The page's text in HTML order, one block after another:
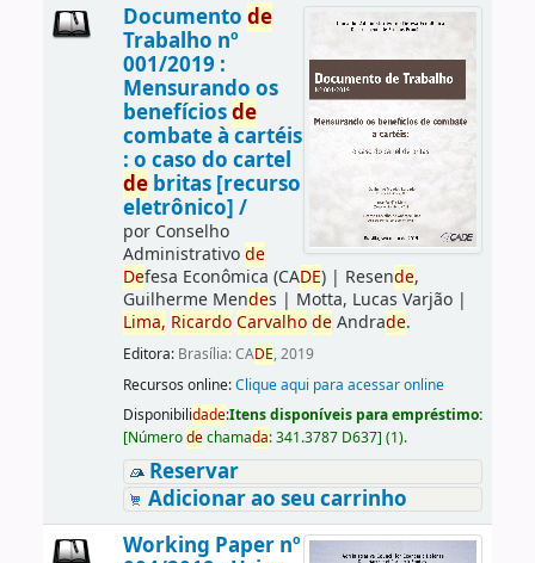
Documento de
Trabalho nº
001/2019 :
Mensurando os
benefíciosde
combate à cartéis
: o caso do cartel
debritas [recurso
eletrônico] /
por Conselho
Administrativode
Defesa Econômica (CADE)| Resende,
Guilherme Mendes | Motta, Lucas Varjão|
Lima, Ricardo Carvalho deAndrade.
Editora: Brasília: CADE, 2019
Recursos online:Clique aqui para acessar online
Disponibilidade:Itens disponíveis para empréstimo:
[Númerodechamada:341.3787 D637] (1).
Reservar
Adicionar ao seu carrinho
Working Paper nº